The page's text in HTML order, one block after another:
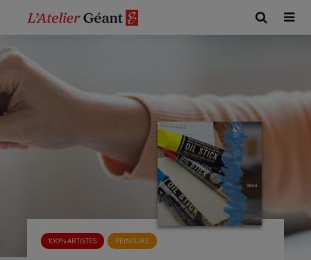
100% ARTISTES PEINTURE